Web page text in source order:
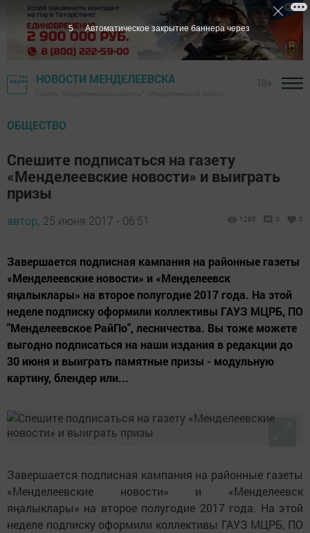
НОВОСТИ МЕНДЕЛЕЕВСКА
ОБЩЕСТВО
Спешите подписаться на газету
«Менделеевские новости» и выиграть
призы
автор, 25 июня 2017 - 06:51 1295 0 0
Завершается подписная кампания на районные газеты
«Менделеевские новости» и «Менделеевск
яңалыклары» на второе полугодие 2017 года. На этой
неделе подписку оформили коллективы ГАУЗ МЦРБ, ПО
"Менделеевское РайПо", лесничества. Вы тоже можете
выгодно подписаться на наши издания в редакции до
30 июня и выиграть памятные призы - модульную
картину, блендер или...
Завершается подписная кампания на районные газеты
«Менделеевские новости» и «Менделеевск
яңалыклары» на второе полугодие 2017 года. На этой
неделе подписку оформили коллективы ГАУЗ МЦРБ, ПО
5 Автоматическое закрытие баннера через